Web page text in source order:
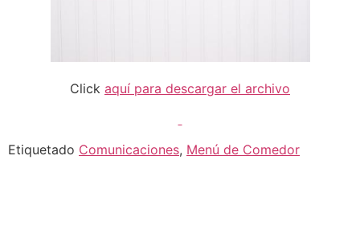
Click aquí para descargar el archivo
Etiquetado Comunicaciones, Menú de Comedor